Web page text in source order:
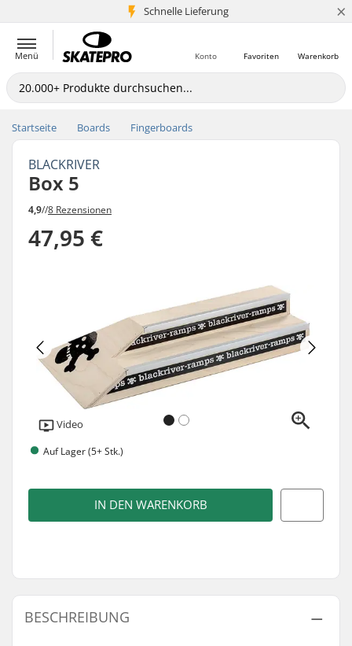
Schnelle Lieferung
5+ Mio. Kunden ×
Menü Warenkorb
Favoriten
Konto
Startseite Boards Fingerboards
BLACKRIVER
Box 5
4,9//8 Rezensionen
47,95 €
Video
Auf Lager (5+ Stk.)
IN DEN WARENKORB
BESCHREIBUNG